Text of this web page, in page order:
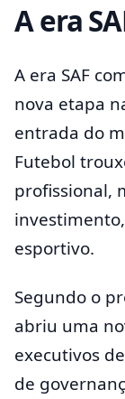
A era
A era SAF
nova etapa
entrada do
Futebol
profissional,
esportivo.
Segundo o
abriu uma
executivos
de